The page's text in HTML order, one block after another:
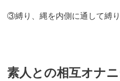
③縛り、縄を内側に通して縛り
素人との相互オナ